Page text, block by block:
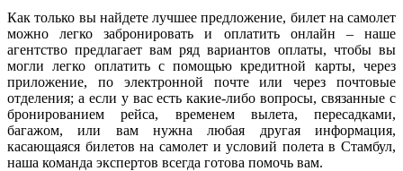
Как только вы найдете лучшее предложение, билет на самолет
можно легко забронировать и оплатить онлайн – наше
агентство предлагает вам ряд вариантов оплаты, чтобы вы
могли легко оплатить с помощью кредитной карты, через
приложение, по электронной почте или через почтовые
отделения; а если у вас есть какие-либо вопросы, связанные с
бронированием рейса, временем вылета, пересадками,
багажом, или вам нужна любая другая информация,
касающаяся билетов на самолет и условий полета в Стамбул,
наша команда экспертов всегда готова помочь вам.